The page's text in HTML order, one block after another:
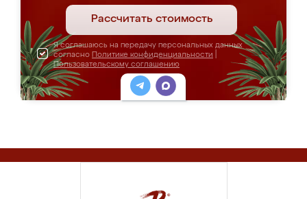
Рассчитать стоимость
Я соглашаюсь на передачу персональных данных
согласно Политике конфиденциальности
Пользовательскому соглашению